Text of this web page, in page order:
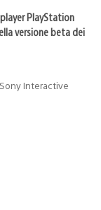
PlayStation
versione beta dei
Interactive